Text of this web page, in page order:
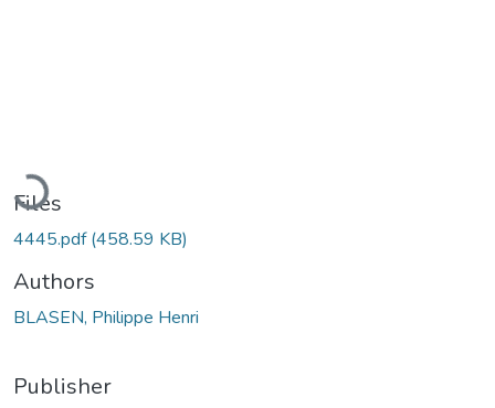
Loading...
Files
4445.pdf(458.59 KB)
Authors
BLASEN, Philippe Henri
Publisher